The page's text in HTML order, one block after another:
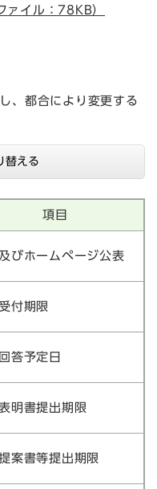
ァイル：78KB）
、都合により変更する
替える
項目
びホームページ公表
付期限
答予定日
明書提出期限
案書等提出期限